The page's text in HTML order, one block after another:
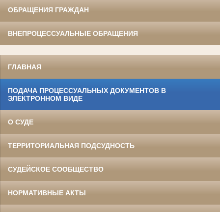
ОБРАЩЕНИЯ ГРАЖДАН
ВНЕПРОЦЕССУАЛЬНЫЕ ОБРАЩЕНИЯ
ГЛАВНАЯ
ПОДАЧА ПРОЦЕССУАЛЬНЫХ ДОКУМЕНТОВ В
ЭЛЕКТРОННОМ ВИДЕ
О СУДЕ
ТЕРРИТОРИАЛЬНАЯ ПОДСУДНОСТЬ
СУДЕЙСКОЕ СООБЩЕСТВО
НОРМАТИВНЫЕ АКТЫ